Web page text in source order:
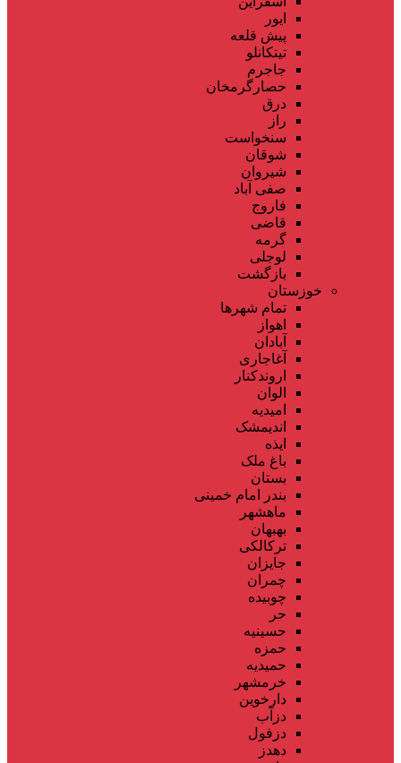
ایور
پیش قلعه
تیتکانلو
جاجرم
حصارگرمخان
درق
راز
سنخواست
شوقان
شیروان
صفی آباد
فاروج
قاضی
گرمه
لوجلی
بازگشت
خوزستان
تمام شهر‌ها
اهواز
آبادان
آغاجاری
اروندکنار
الوان
امیدیه
اندیمشک
ایذه
باغ ملک
بستان
بندر امام خمینی
ماهشهر
بهبهان
ترکالکی
جایزان
چمران
چوبیده
حر
حسینیه
حمزه
حمیدیه
خرمشهر
دارخوین
دزآب
دزفول
دهدز